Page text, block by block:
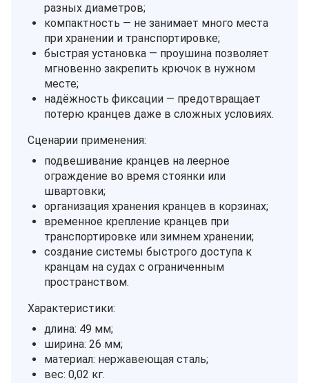
разных диаметров;
компактность — не занимает много места
при хранении и транспортировке;
быстрая установка — проушина позволяет
мгновенно закрепить крючок в нужном
месте;
надёжность фиксации — предотвращает
потерю кранцев даже в сложных условиях.
Сценарии применения:
подвешивание кранцев на леерное
ограждение во время стоянки или
швартовки;
организация хранения кранцев в корзинах;
временное крепление кранцев при
транспортировке или зимнем хранении;
создание системы быстрого доступа к
кранцам на судах с ограниченным
пространством.
Характеристики:
длина: 49 мм;
ширина: 26 мм;
материал: нержавеющая сталь;
вес: 0,02 кг.